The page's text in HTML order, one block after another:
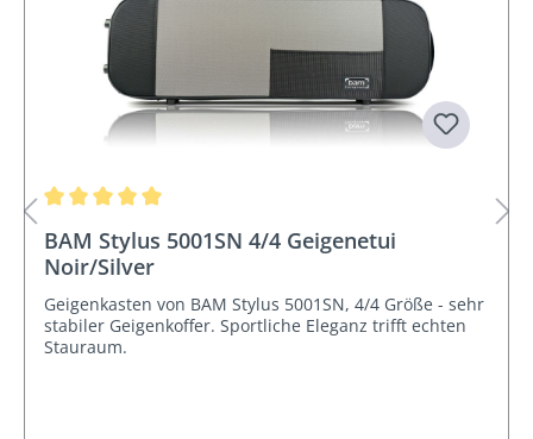
BAM Stylus 5001SN 4/4 Geigenetui
Noir/Silver
Geigenkasten von BAM Stylus 5001SN, 4/4 Größe - sehr
stabiler Geigenkoffer. Sportliche Eleganz trifft echten
Stauraum.